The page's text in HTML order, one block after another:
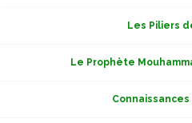
Les Piliers
Le Prophète